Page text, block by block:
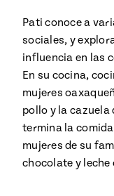
Pati conoce a
sociales, y
influencia en las
En su cocina,
mujeres
pollo y la cazuela
termina la
mujeres de su
chocolate y leche